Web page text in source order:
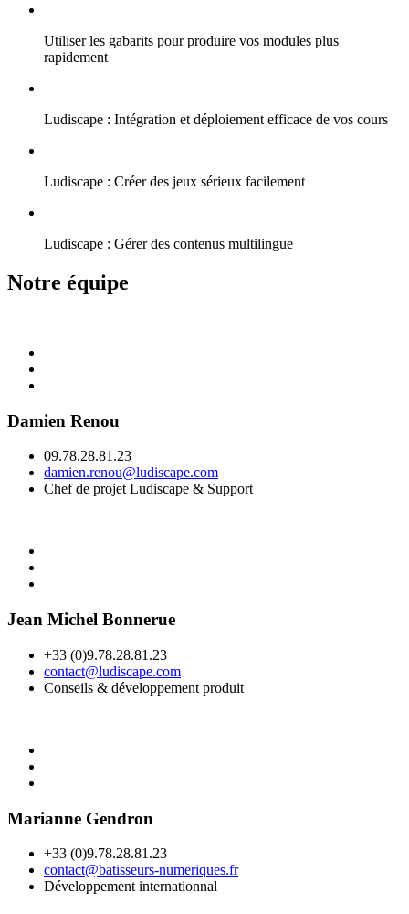
Utiliser les gabarits pour produire vos modules plus
rapidement
Ludiscape : Intégration et déploiement efficace de vos cours
Ludiscape : Créer des jeux sérieux facilement
Ludiscape : Gérer des contenus multilingue
Notre équipe
Damien Renou
09.78.28.81.23
damien.renou@ludiscape.com
Chef de projet Ludiscape & Support
Jean Michel Bonnerue
+33 (0)9.78.28.81.23
contact@ludiscape.com
Conseils & développement produit
Marianne Gendron
+33 (0)9.78.28.81.23
contact@batisseurs-numeriques.fr
Développement internationnal